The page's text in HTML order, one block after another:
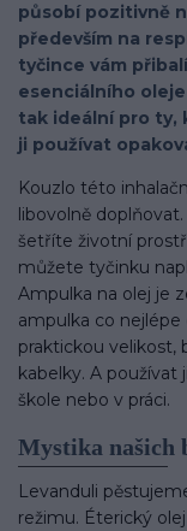
působí pozitivně
především na
tyčince vám
esenciálního
tak ideální pro ty,
ji používat
Kouzlo této
libovolně
šetříte životní
můžete tyčinku
Ampulka na olej je
ampulka co nejlépe
praktickou velikost,
kabelky. A používat
škole nebo v práci.
Mystika našich
Levanduli
režimu. Éterický